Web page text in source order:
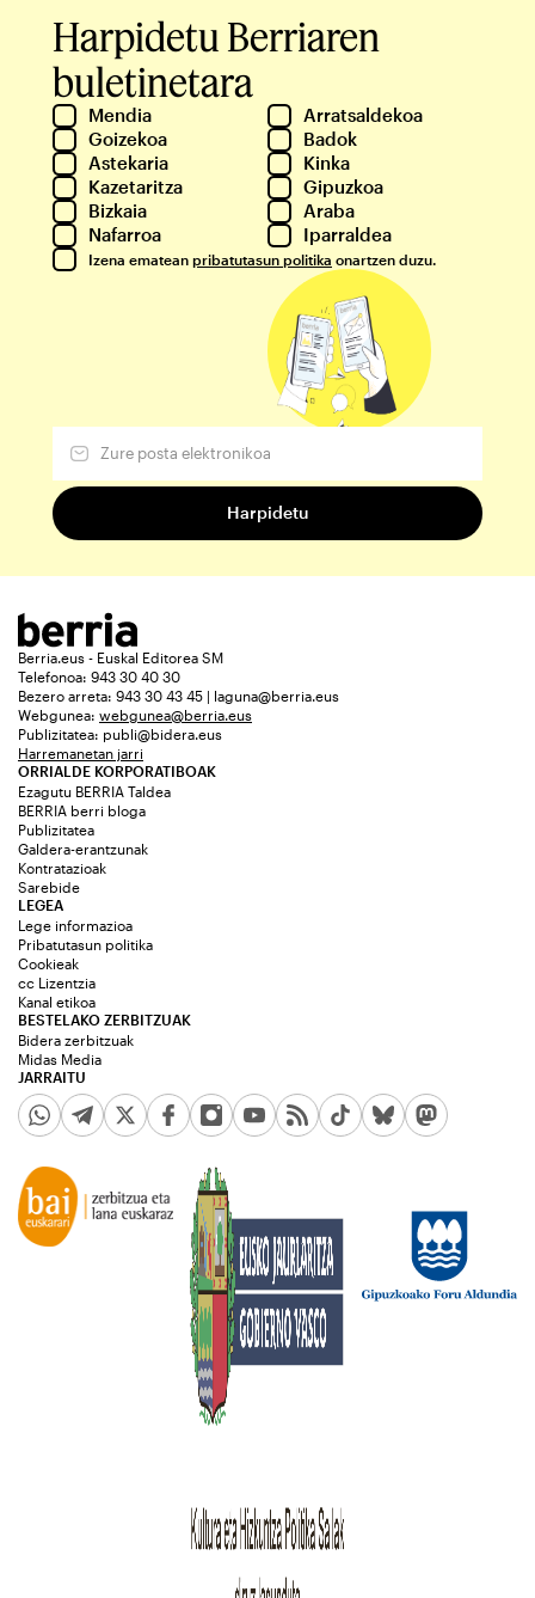
Harpidetu Berriaren
buletinetara
Mendia
Arratsaldekoa
Goizekoa
Badok
Astekaria
Kinka
Kazetaritza
Gipuzkoa
Bizkaia
Araba
Nafarroa
Iparraldea
Izena ematean pribatutasun politika onartzen duzu.
Berria.eus - Euskal Editorea SM
Telefonoa: 943 30 40 30
Bezero arreta: 943 30 43 45 | laguna@berria.eus
Webgunea: webgunea@berria.eus
Publizitatea: publi@bidera.eus
Harremanetan jarri
ORRIALDE KORPORATIBOAK
Ezagutu BERRIA Taldea
BERRIA berri bloga
Publizitatea
Galdera-erantzunak
Kontratazioak
Sarebide
JARRAITU
LEGEA
Lege informazioa
Pribatutasun politika
Cookieak
cc Lizentzia
Kanal etikoa
BESTELAKO ZERBITZUAK
Bidera zerbitzuak
Midas Media